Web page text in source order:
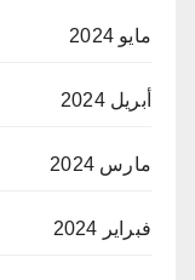
مايو 2024
أبريل 2024
مارس 2024
فبراير 2024